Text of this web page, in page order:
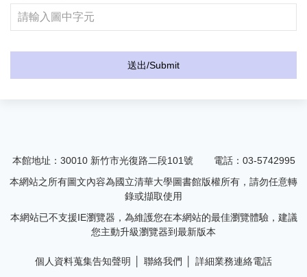
本館地址：30010 新竹市光復路二段101號
電話：03-5742995
本網站之所有圖文內容為國立清華大學圖書館版權所有，請勿任意轉
錄或擷取使用
本網站已不支援IE瀏覽器，為維護您在本網站的最佳瀏覽體驗，建議
您主動升級瀏覽器到最新版本
個人資料蒐集告知聲明 聯絡我們 詳細業務連絡電話